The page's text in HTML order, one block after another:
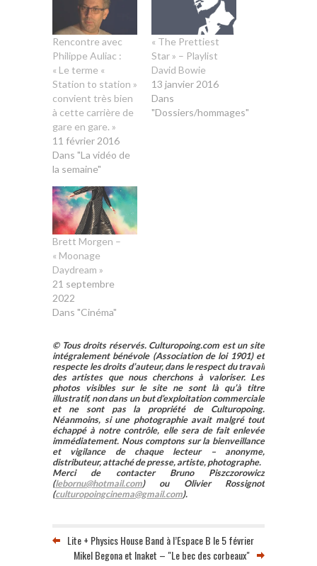
Rencontre avec
Philippe Auliac :
« Le terme «
Station to station »
convient très bien
à cette carrière de
gare en gare. »
11 février 2016
Dans "La vidéo de
la semaine"
« The Prettiest
Star » – Playlist
David Bowie
13 janvier 2016
Dans
"Dossiers/hommages"
Brett Morgen –
« Moonage
Daydream »
21 septembre
2022
Dans "Cinéma"
© Tous droits réservés. Culturopoing.com est un site
intégralement bénévole (Association de loi 1901) et
respecte les droits d’auteur, dans le respect du travail
des artistes que nous cherchons à valoriser. Les
photos visibles sur le site ne sont là qu’à titre
illustratif, non dans un but d’exploitation commerciale
et ne sont pas la propriété de Culturopoing.
Néanmoins, si une photographie avait malgré tout
échappé à notre contrôle, elle sera de fait enlevée
immédiatement. Nous comptons sur la bienveillance
et vigilance de chaque lecteur – anonyme,
distributeur, attaché de presse, artiste, photographe.
Merci de contacter Bruno Piszczorowicz
(lebornu@hotmail.com) ou Olivier Rossignot
(culturopoingcinema@gmail.com).
Lite + Physics House Band à l’Espace B le 5 février
Mikel Begona et Inaket – "Le bec des corbeaux"